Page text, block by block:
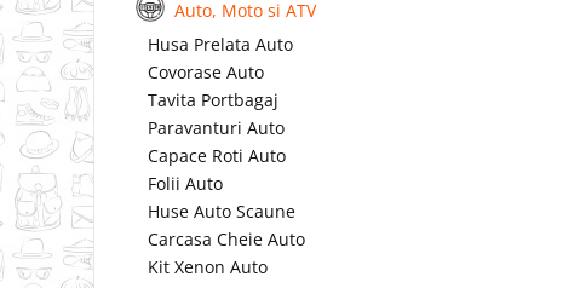
Auto, Moto si ATV
Husa Prelata Auto
Covorase Auto
Tavita Portbagaj
Paravanturi Auto
Capace Roti Auto
Folii Auto
Huse Auto Scaune
Carcasa Cheie Auto
Kit Xenon Auto